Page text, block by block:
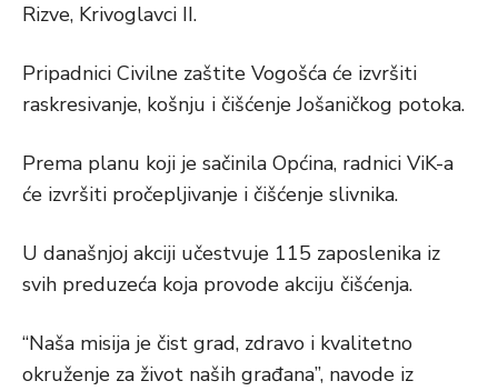
Rizve, Krivoglavci II.
Pripadnici Civilne zaštite Vogošća će izvršiti
raskresivanje, košnju i čišćenje Jošaničkog potoka.
Prema planu koji je sačinila Općina, radnici ViK-a
će izvršiti pročepljivanje i čišćenje slivnika.
U današnjoj akciji učestvuje 115 zaposlenika iz
svih preduzeća koja provode akciju čišćenja.
“Naša misija je čist grad, zdravo i kvalitetno
okruženje za život naših građana”, navode iz